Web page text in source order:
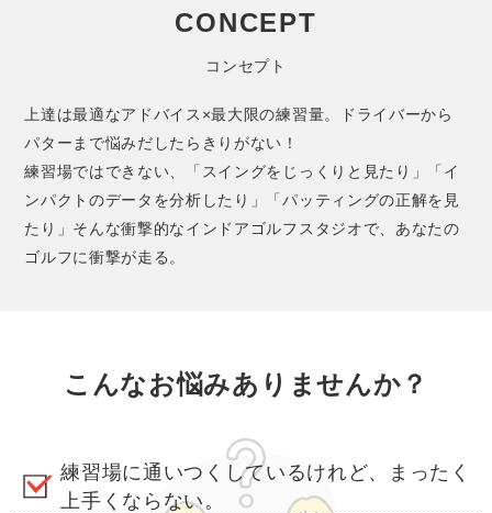
CONCEPT
コンセプト
上達は最適なアドバイス×最大限の練習量。ドライバーから
パターまで悩みだしたらきりがない！
練習場ではできない、「スイングをじっくりと見たり」「イ
ンパクトのデータを分析したり」「パッティングの正解を見
たり」そんな衝撃的なインドアゴルフスタジオで、あなたの
ゴルフに衝撃が走る。
こんなお悩みありませんか？
練習場に通いつくしているけれど、まったく
上手くならない。